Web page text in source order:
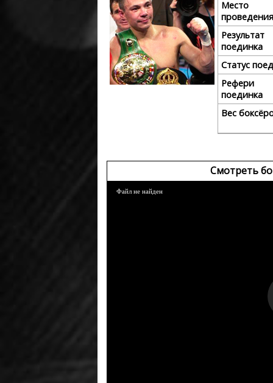
Место
проведения
Результат
поединка
Статус
Рефери
поединка
Вес
Смотреть
Файл не найден